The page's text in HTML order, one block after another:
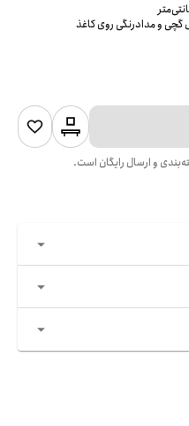
گچی و مدادرنگی روی کاغذ
و ارسال رایگان است.